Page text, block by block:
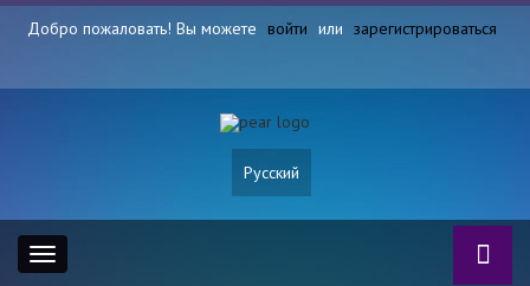
Добро пожаловать! Вы можете войти или зарегистрироваться
Русский
Toggle
navigation